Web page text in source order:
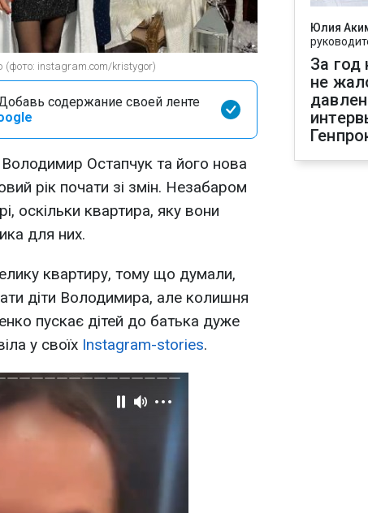
instagram.com/kristygor)
содержание своей ленте
Остапчук та його нова
рік почати зі змін. Незабаром
оскільки квартира, яку вони
для них.
квартиру, тому що думали,
діти Володимира, але колишня
пускає дітей до батька дуже
у своїх Instagram-stories.
Юлия
За год
не